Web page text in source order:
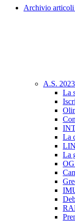
Archivio articoli
A.S.
La
La
La